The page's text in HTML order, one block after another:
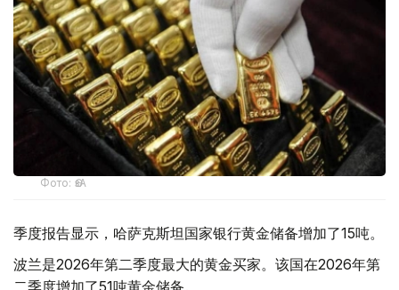
Фото: ӨзА
季度报告显示，哈萨克斯坦国家银行黄金储备增加了15吨。
波兰是2026年第二季度最大的黄金买家。该国在2026年第